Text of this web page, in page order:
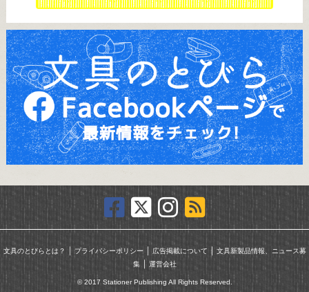
文具のとびらとは？ ｜ プライバシーポリシー｜ 広告掲載について ｜ 文具新製品情報、ニュース募
集｜ 運営会社
© 2017 Stationer Publishing All Rights Reserved.